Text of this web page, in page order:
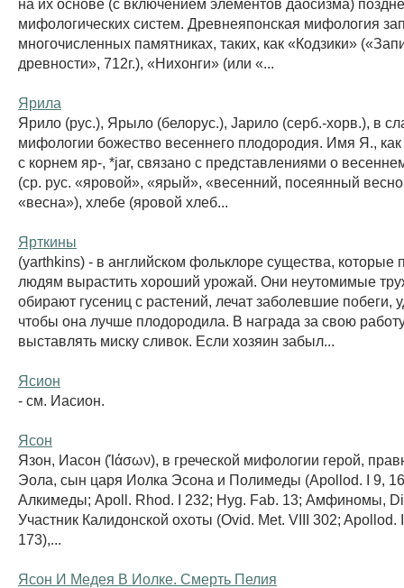
мифологических систем. Древнеяпонская мифология
многочисленных памятниках, таких, как «Кодзики»
древности», 712г.), «Нихонги» (или «...
Ярила
Ярило (рус.), Ярыло (белорус.), Japилo (серб.-хорв.), в
мифологии божество весеннего плодородия. Имя Я., как
с корнем яр-, *jar, связано с представлениями о
(ср. рус. «яровой», «ярый», «весенний, посеянный
«весна»), хлебе (яровой хлеб...
Ярткины
(yarthkins) - в английском фольклоре существа, которые
людям вырастить хороший урожай. Они неутомимые
обирают гусениц с растений, лечат заболевшие побеги,
чтобы она лучше плодородила. В награда за свою
выставлять миску сливок. Если хозяин забыл...
Ясион
- см. Иасион.
Ясон
Язон, Иасон (Ίάσων), в греческой мифологии герой,
Эола, сын царя Иолка Эсона и Полимеды (Apollod. I 9,
Алкимеды; Apoll. Rhod. I 232; Hyg. Fab. 13; Амфиномы,
Участник Калидонской охоты (Ovid. Met. VIII 302; Apollod.
173),...
Ясон И Медея В Иолке. Смерть Пелия